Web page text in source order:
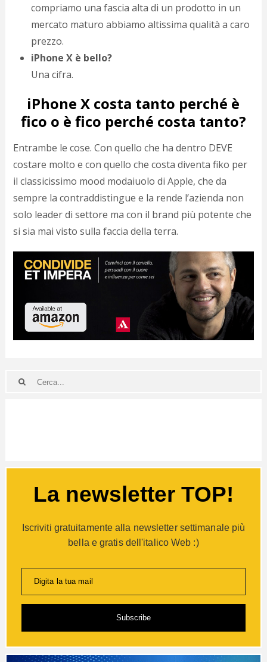
compriamo una fascia alta di un prodotto in un
mercato maturo abbiamo altissima qualità a caro
prezzo.
iPhone X è bello?
Una cifra.
iPhone X costa tanto perché è
fico o è fico perché costa tanto?
Entrambe le cose. Con quello che ha dentro DEVE
costare molto e con quello che costa diventa fiko per
il classicissimo mood modaiuolo di Apple, che da
sempre la contraddistingue e la rende l’azienda non
solo leader di settore ma con il brand più potente che
si sia mai visto sulla faccia della terra.
La newsletter TOP!
Iscriviti gratuitamente alla newsletter settimanale più
bella e gratis dell'italico Web :)
Digita la tua mail
Subscribe